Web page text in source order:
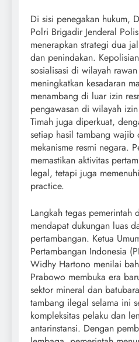
Di sisi penegakan hukum,
Polri Brigadir Jenderal
menerapkan strategi dua
dan penindakan.
sosialisasi di wilayah
meningkatkan kesadaran
menambang di luar izin
pengawasan di wilayah
Timah juga diperkuat,
setiap hasil tambang wajib
mekanisme resmi negara.
memastikan aktivitas
legal, tetapi juga
practice.
Langkah tegas pemerintah
mendapat dukungan luas
pertambangan. Ketua
Pertambangan Indonesia
Widhy Hartono menilai
Prabowo membuka era
sektor mineral dan
tambang ilegal selama ini
kompleksitas pelaku dan
antarinstansi. Dengan